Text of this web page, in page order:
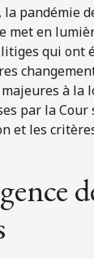
la pandémie
met en
qui ont
à la
par la Cour
et les